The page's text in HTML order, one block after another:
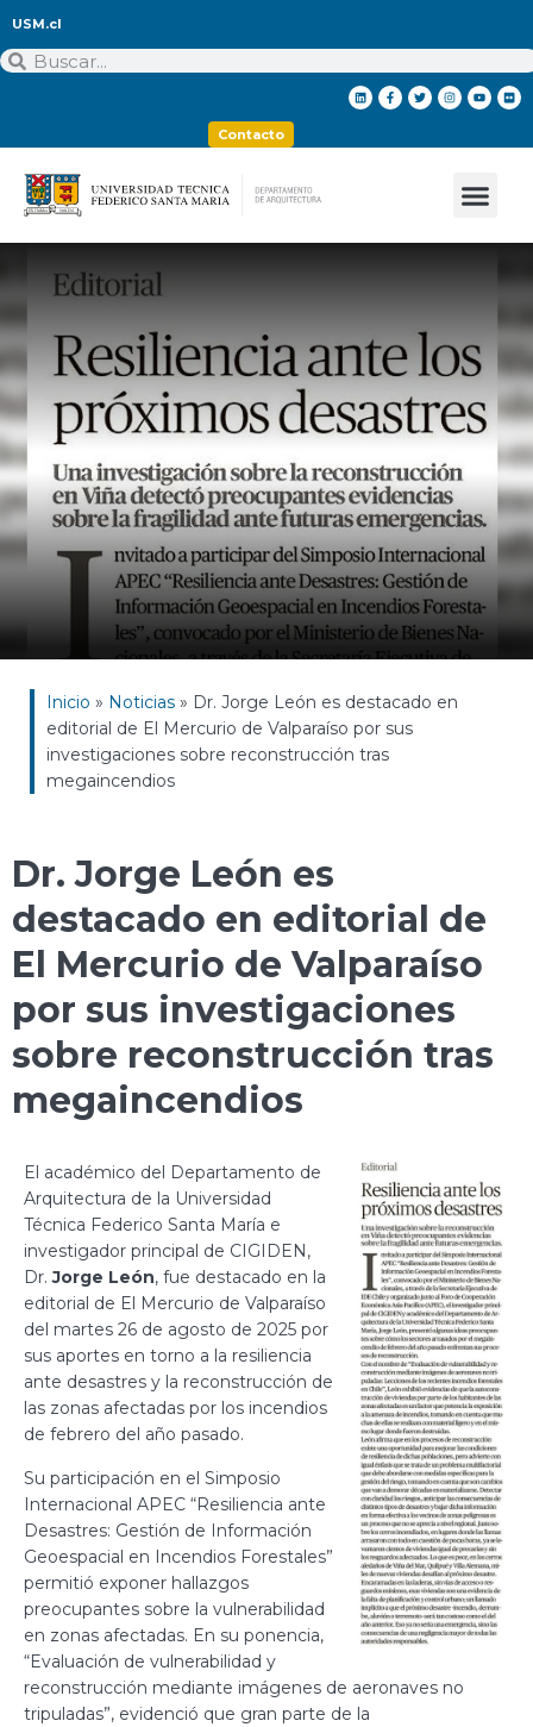
USM.cl
Contacto
Inicio » Noticias » Dr. Jorge León es destacado en
editorial de El Mercurio de Valparaíso por sus
investigaciones sobre reconstrucción tras
megaincendios
Dr. Jorge León es
destacado en editorial de
El Mercurio de Valparaíso
por sus investigaciones
sobre reconstrucción tras
megaincendios
El académico del Departamento de
Arquitectura de la Universidad
Técnica Federico Santa María e
investigador principal de CIGIDEN,
Dr. Jorge León, fue destacado en la
editorial de El Mercurio de Valparaíso
del martes 26 de agosto de 2025 por
sus aportes en torno a la resiliencia
ante desastres y la reconstrucción de
las zonas afectadas por los incendios
de febrero del año pasado.
Su participación en el Simposio
Internacional APEC “Resiliencia ante
Desastres: Gestión de Información
Geoespacial en Incendios Forestales”
permitió exponer hallazgos
preocupantes sobre la vulnerabilidad
en zonas afectadas. En su ponencia,
“Evaluación de vulnerabilidad y
reconstrucción mediante imágenes de aeronaves no
tripuladas”, evidenció que gran parte de la